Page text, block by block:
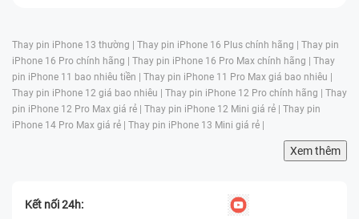
Thay pin iPhone 13 thường | Thay pin iPhone 16 Plus chính hãng | Thay pin
iPhone 16 Pro chính hãng | Thay pin iPhone 16 Pro Max chính hãng | Thay
pin iPhone 11 bao nhiêu tiền | Thay pin iPhone 11 Pro Max giá bao nhiêu |
Thay pin iPhone 12 giá bao nhiêu | Thay pin iPhone 12 Pro chính hãng | Thay
pin iPhone 12 Pro Max giá rẻ | Thay pin iPhone 12 Mini giá rẻ | Thay pin
iPhone 14 Pro Max giá rẻ | Thay pin iPhone 13 Mini giá rẻ |
Xem thêm
Kết nối 24h: